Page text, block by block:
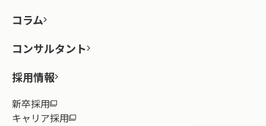
コラム
コンサルタント
採用情報
新卒採用
キャリア採用